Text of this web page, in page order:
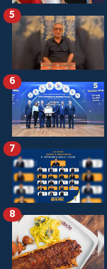
5
6
7
8